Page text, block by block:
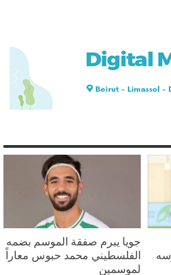
جويا يبرم صفقة الموسم بضمه
الفلسطيني محمد حبوس معاراً
لموسمين